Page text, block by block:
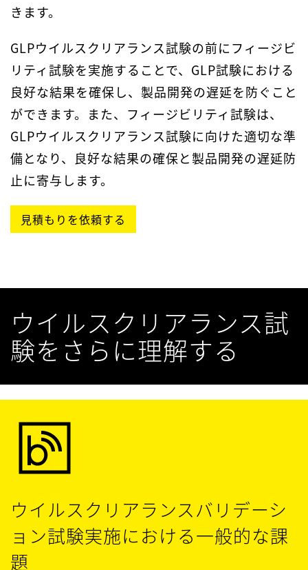
きます。
GLPウイルスクリアランス試験の前にフィージビ
リティ試験を実施することで、GLP試験における
良好な結果を確保し、製品開発の遅延を防ぐこと
ができます。また、フィージビリティ試験は、
GLPウイルスクリアランス試験に向けた適切な準
備となり、良好な結果の確保と製品開発の遅延防
止に寄与します。
見積もりを依頼する
ウイルスクリアランス試
験をさらに理解する
ウイルスクリアランスバリデーシ
ョン試験実施における一般的な課
題